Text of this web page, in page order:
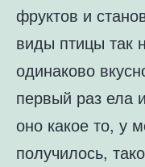
фруктов и
виды птицы так
одинаково
первый раз ела
оно какое то, у
получилось,